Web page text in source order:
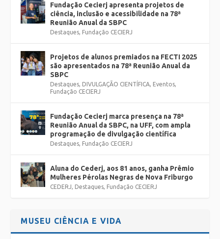
Fundação Cecierj apresenta projetos de
ciência, inclusão e acessibilidade na 78ª
Reunião Anual da SBPC
Destaques, Fundação CECIERJ
Projetos de alunos premiados na FECTI 2025
são apresentados na 78ª Reunião Anual da
SBPC
Destaques, DIVULGAÇÃO CIENTÍFICA, Eventos,
Fundação CECIERJ
Fundação Cecierj marca presença na 78ª
Reunião Anual da SBPC, na UFF, com ampla
programação de divulgação científica
Destaques, Fundação CECIERJ
Aluna do Cederj, aos 81 anos, ganha Prêmio
Mulheres Pérolas Negras de Nova Friburgo
CEDERJ, Destaques, Fundação CECIERJ
MUSEU CIÊNCIA E VIDA